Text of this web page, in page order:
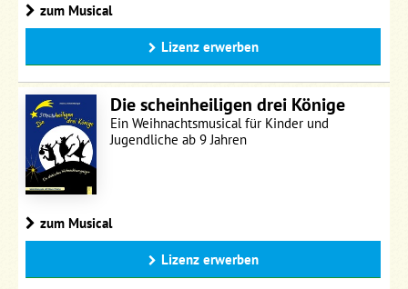
zum Musical
Lizenz erwerben
Die scheinheiligen drei Könige
Ein Weihnachtsmusical für Kinder und
Jugendliche ab 9 Jahren
zum Musical
Lizenz erwerben